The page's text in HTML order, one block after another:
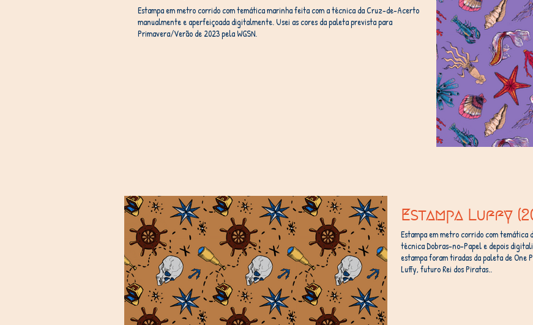
Estampa em metro corrido com temática marinha feita com a técnica da Cruz-de-Acerto
manualmente e aperfeiçoada digitalmente. Usei as cores da paleta prevista para
Primavera/Verão de 2023 pela WGSN.
Estampa Luffy
Estampa em metro corrido com temática
técnica Dobras-no-Papel e depois
estampa foram tiradas da paleta de One
Luffy, futuro Rei dos Piratas..